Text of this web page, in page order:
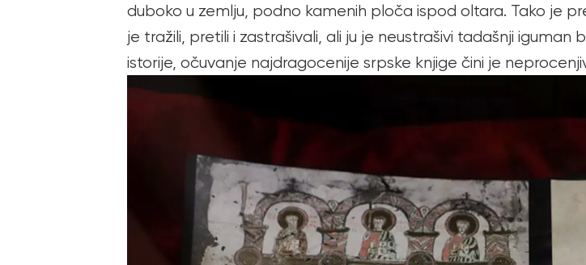
duboko u zemlju, podno kamenih ploča ispod oltara. Tako je
je tražili, pretili i zastrašivali, ali ju je neustrašivi tadašnji
istorije, očuvanje najdragocenije srpske knjige čini je